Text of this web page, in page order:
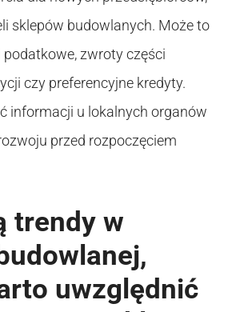
sklepów budowlanych. Może to
zwroty części
czy preferencyjne kredyty.
informacji u lokalnych organów
przed rozpoczęciem
trendy w
uwzględnić